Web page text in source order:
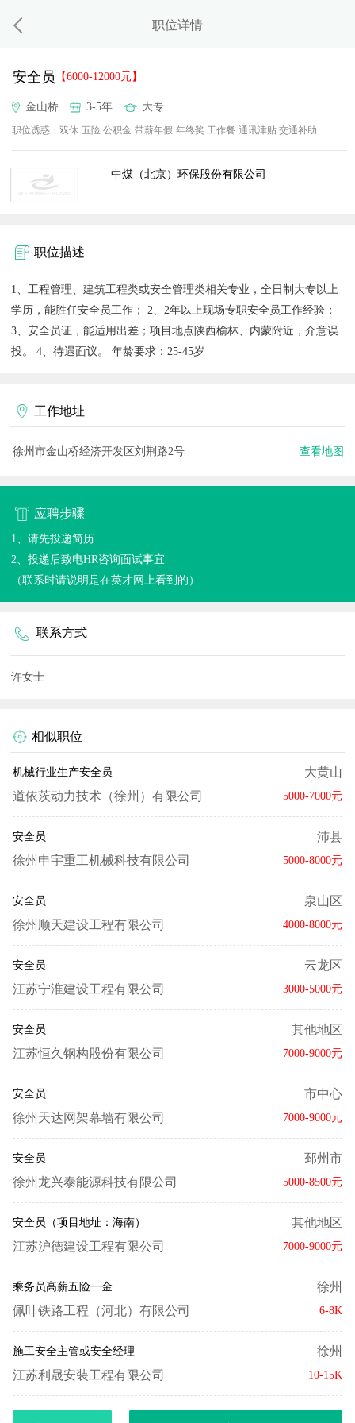
职位详情
安全员 【6000-12000元】
金山桥 3-5年 大专
职位诱惑：双休 五险 公积金 带薪年假 年终奖 工作餐 通讯津贴 交通补助
中煤（北京）环保股份有限公司
职位描述
1、工程管理、建筑工程类或安全管理类相关专业，全日制大专以上
学历，能胜任安全员工作； 2、2年以上现场专职安全员工作经验；
3、安全员证，能适用出差；项目地点陕西榆林、内蒙附近，介意误
投。 4、待遇面议。 年龄要求：25-45岁
工作地址
徐州市金山桥经济开发区刘荆路2号 查看地图
应聘步骤
1、请先投递简历
2、投递后致电HR咨询面试事宜
（联系时请说明是在英才网上看到的）
联系方式
许女士
相似职位
机械行业生产安全员
大黄山
道依茨动力技术（徐州）有限公司
5000-7000元
安全员
沛县
徐州申宇重工机械科技有限公司
5000-8000元
安全员
泉山区
徐州顺天建设工程有限公司
4000-8000元
安全员
云龙区
江苏宁淮建设工程有限公司
3000-5000元
安全员
其他地区
江苏恒久钢构股份有限公司
7000-9000元
安全员
市中心
徐州天达网架幕墙有限公司
7000-9000元
安全员
邳州市
徐州龙兴泰能源科技有限公司
5000-8500元
安全员（项目地址：海南）
其他地区
江苏沪德建设工程有限公司
7000-9000元
乘务员高薪五险一金
徐州
佩叶铁路工程（河北）有限公司
6-8K
施工安全主管或安全经理
徐州
江苏利晟安装工程有限公司
10-15K